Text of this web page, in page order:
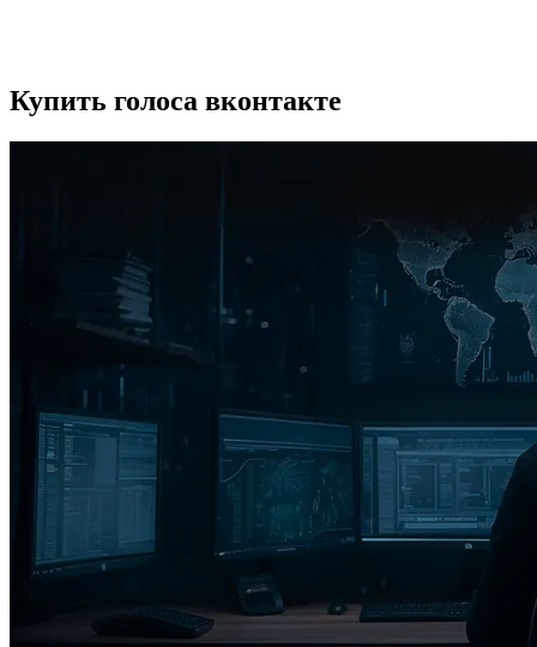
Купить голоса вконтакте